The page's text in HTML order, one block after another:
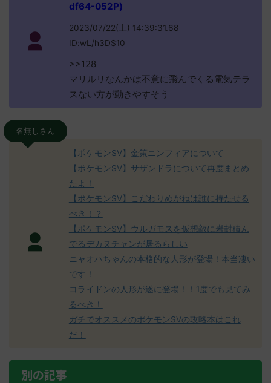
df64-052P)
2023/07/22(土) 14:39:31.68
ID:wL/h3DS10
>>128
マリルリなんかは不意に飛んでくる電気テラ
スない方が動きやすそう
名無しさん
【ポケモンSV】金策ニンフィアについて
【ポケモンSV】サザンドラについて再度まとめ
たよ！
【ポケモンSV】こだわりめがねは誰に持たせる
べき！？
【ポケモンSV】ウルガモスを仮想敵に岩封積ん
でるデカヌチャンが居るらしい
ニャオハちゃんの本格的な人形が登場！本当凄い
です！
コライドンの人形が遂に登場！！1度でも見てみ
るべき！
ガチでオススメのポケモンSVの攻略本はこれ
だ！
別の記事